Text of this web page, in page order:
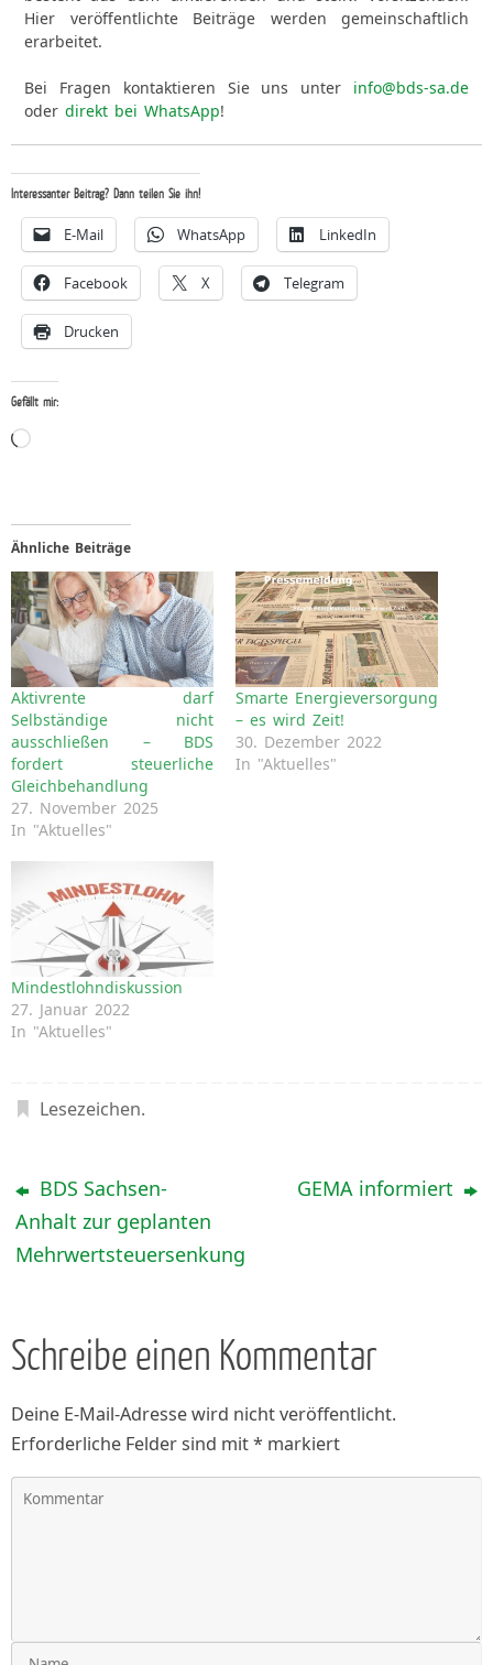
Hier veröffentlichte Beiträge werden gemeinschaftlich
erarbeitet.
Bei Fragen kontaktieren Sie uns unter info@bds-sa.de
oder direkt bei WhatsApp!
Interessanter Beitrag? Dann teilen Sie ihn!
E-Mail WhatsApp LinkedIn
Facebook X Telegram
Drucken
Gefällt mir:
Wird
Ähnliche Beiträge
Aktivrente darf
Selbständige nicht
ausschließen – BDS
fordert steuerliche
Gleichbehandlung
27. November 2025
In "Aktuelles"
Smarte Energieversorgung
– es wird Zeit!
30. Dezember 2022
In "Aktuelles"
Mindestlohndiskussion
27. Januar 2022
In "Aktuelles"
Lesezeichen.
BDS Sachsen-
Anhalt zur geplanten
Mehrwertsteuersenkung
GEMA informiert
Schreibe einen Kommentar
Deine E-Mail-Adresse wird nicht veröffentlicht.
Erforderliche Felder sind mit* markiert